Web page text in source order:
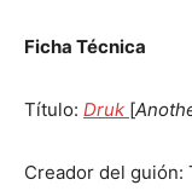
Ficha Técnica
Título: Druk [
Creador del guión: